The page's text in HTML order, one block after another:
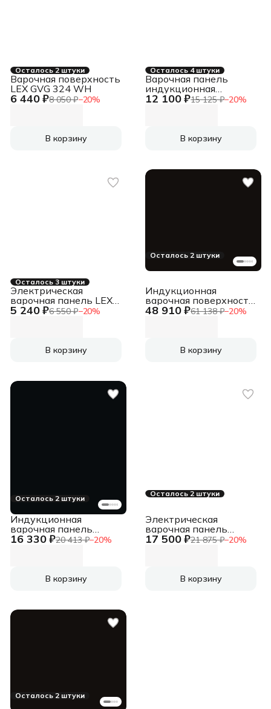
Осталось 2 штуки
6 440 ₽8 050 ₽−20%
Варочная поверхность
LEX GVG 324 WH
В корзину
Осталось 4 штуки
12 100 ₽15 125 ₽−20%
Варочная панель
индукционная
DeLonghi ELETTRA
В корзину
Осталось 3 штуки
5 240 ₽6 550 ₽−20%
Электрическая
варочная панель LEX
EVH 320A BL Hi-Light,
В корзину
Осталось 2 штуки
48 910 ₽61 138 ₽−20%
Индукционная
варочная поверхность
Weissgauff HI 649 Dual
В корзину
Осталось 2 штуки
16 330 ₽20 413 ₽−20%
Индукционная
варочная панель
Zigmund & Shtain CI
В корзину
Осталось 2 штуки
17 500 ₽21 875 ₽−20%
Электрическая
варочная панель
Zigmund & Shtain CN
В корзину
Осталось 2 штуки